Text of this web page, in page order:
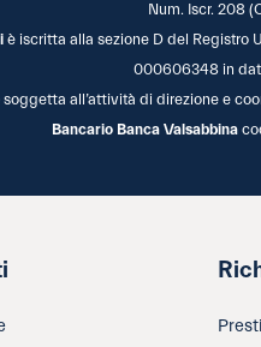
Num. Iscr. 208
è iscritta alla sezione D del Registro
000606348 in
soggetta all’attività di direzione e
Bancario Banca Valsabbina